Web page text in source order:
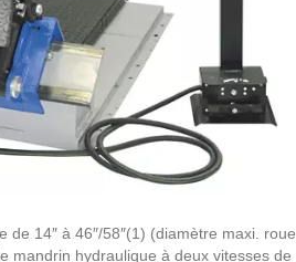
14″ à 46″/58″(1) (diamètre maxi. roue
mandrin hydraulique à deux vitesses de